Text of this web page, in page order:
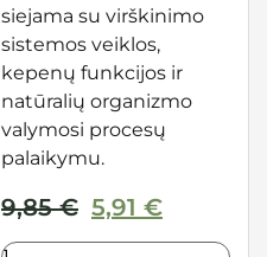
siejama su virškinimo
sistemos veiklos,
kepenų funkcijos ir
natūralių organizmo
valymosi procesų
palaikymu.
9,85€ 5,91 €